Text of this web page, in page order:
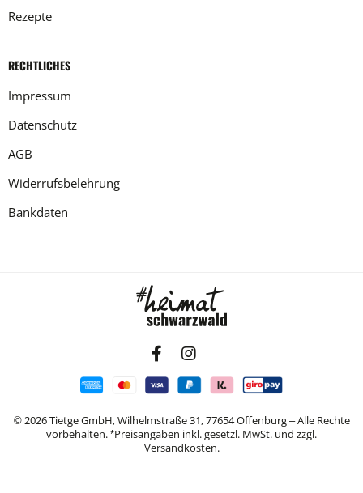
Rezepte
RECHTLICHES
Impressum
Datenschutz
AGB
Widerrufsbelehrung
Bankdaten
© 2026 Tietge GmbH, Wilhelmstraße 31, 77654 Offenburg – Alle Rechte
vorbehalten. *Preisangaben inkl. gesetzl. MwSt. und zzgl.
Versandkosten.